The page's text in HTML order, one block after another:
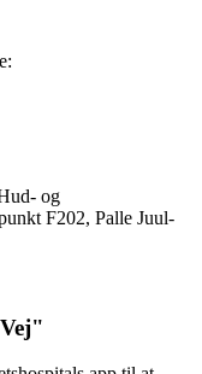
og
F202, Palle Juul-